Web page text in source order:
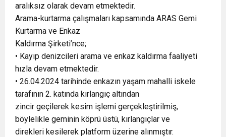
aralıksız olarak devam etmektedir.
Arama-kurtarma çalışmaları kapsamında ARAS Gemi
Kurtarma ve Enkaz
Kaldırma Şirketi’nce;
• Kayıp denizcileri arama ve enkaz kaldırma faaliyeti
hızla devam etmektedir.
• 26.04.2024 tarihinde enkazın yaşam mahalli iskele
tarafının 2. katında kırlangıç altından
zincir geçilerek kesim işlemi gerçekleştirilmiş,
böylelikle geminin köprü üstü, kırlangıçlar ve
direkleri kesilerek platform üzerine alınmıştır.